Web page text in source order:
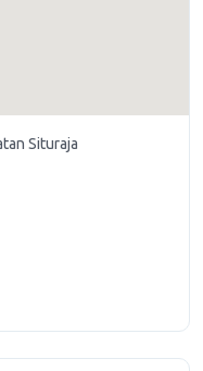
Situraja